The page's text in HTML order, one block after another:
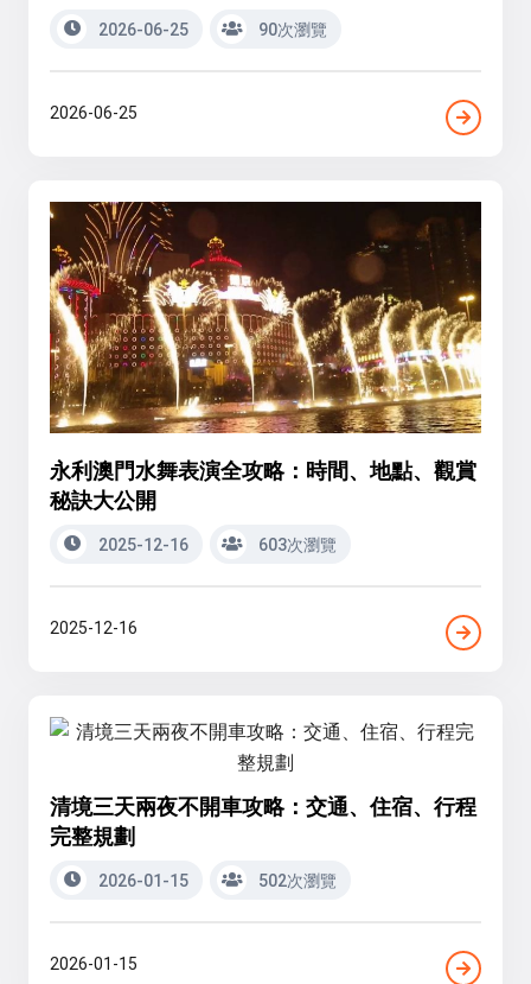
2026-06-25 90次瀏覽
2026-06-25
永利澳門水舞表演全攻略：時間、地點、觀賞
秘訣大公開
2025-12-16 603次瀏覽
2025-12-16
清境三天兩夜不開車攻略：交通、住宿、行程
完整規劃
2026-01-15 502次瀏覽
2026-01-15